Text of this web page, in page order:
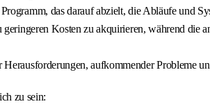
das darauf abzielt, die Abläufe und
Kosten zu akquirieren, während
aufkommender Probleme
zu sein: